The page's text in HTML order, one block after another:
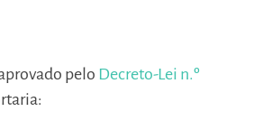
pelo Decreto-Lei n.º